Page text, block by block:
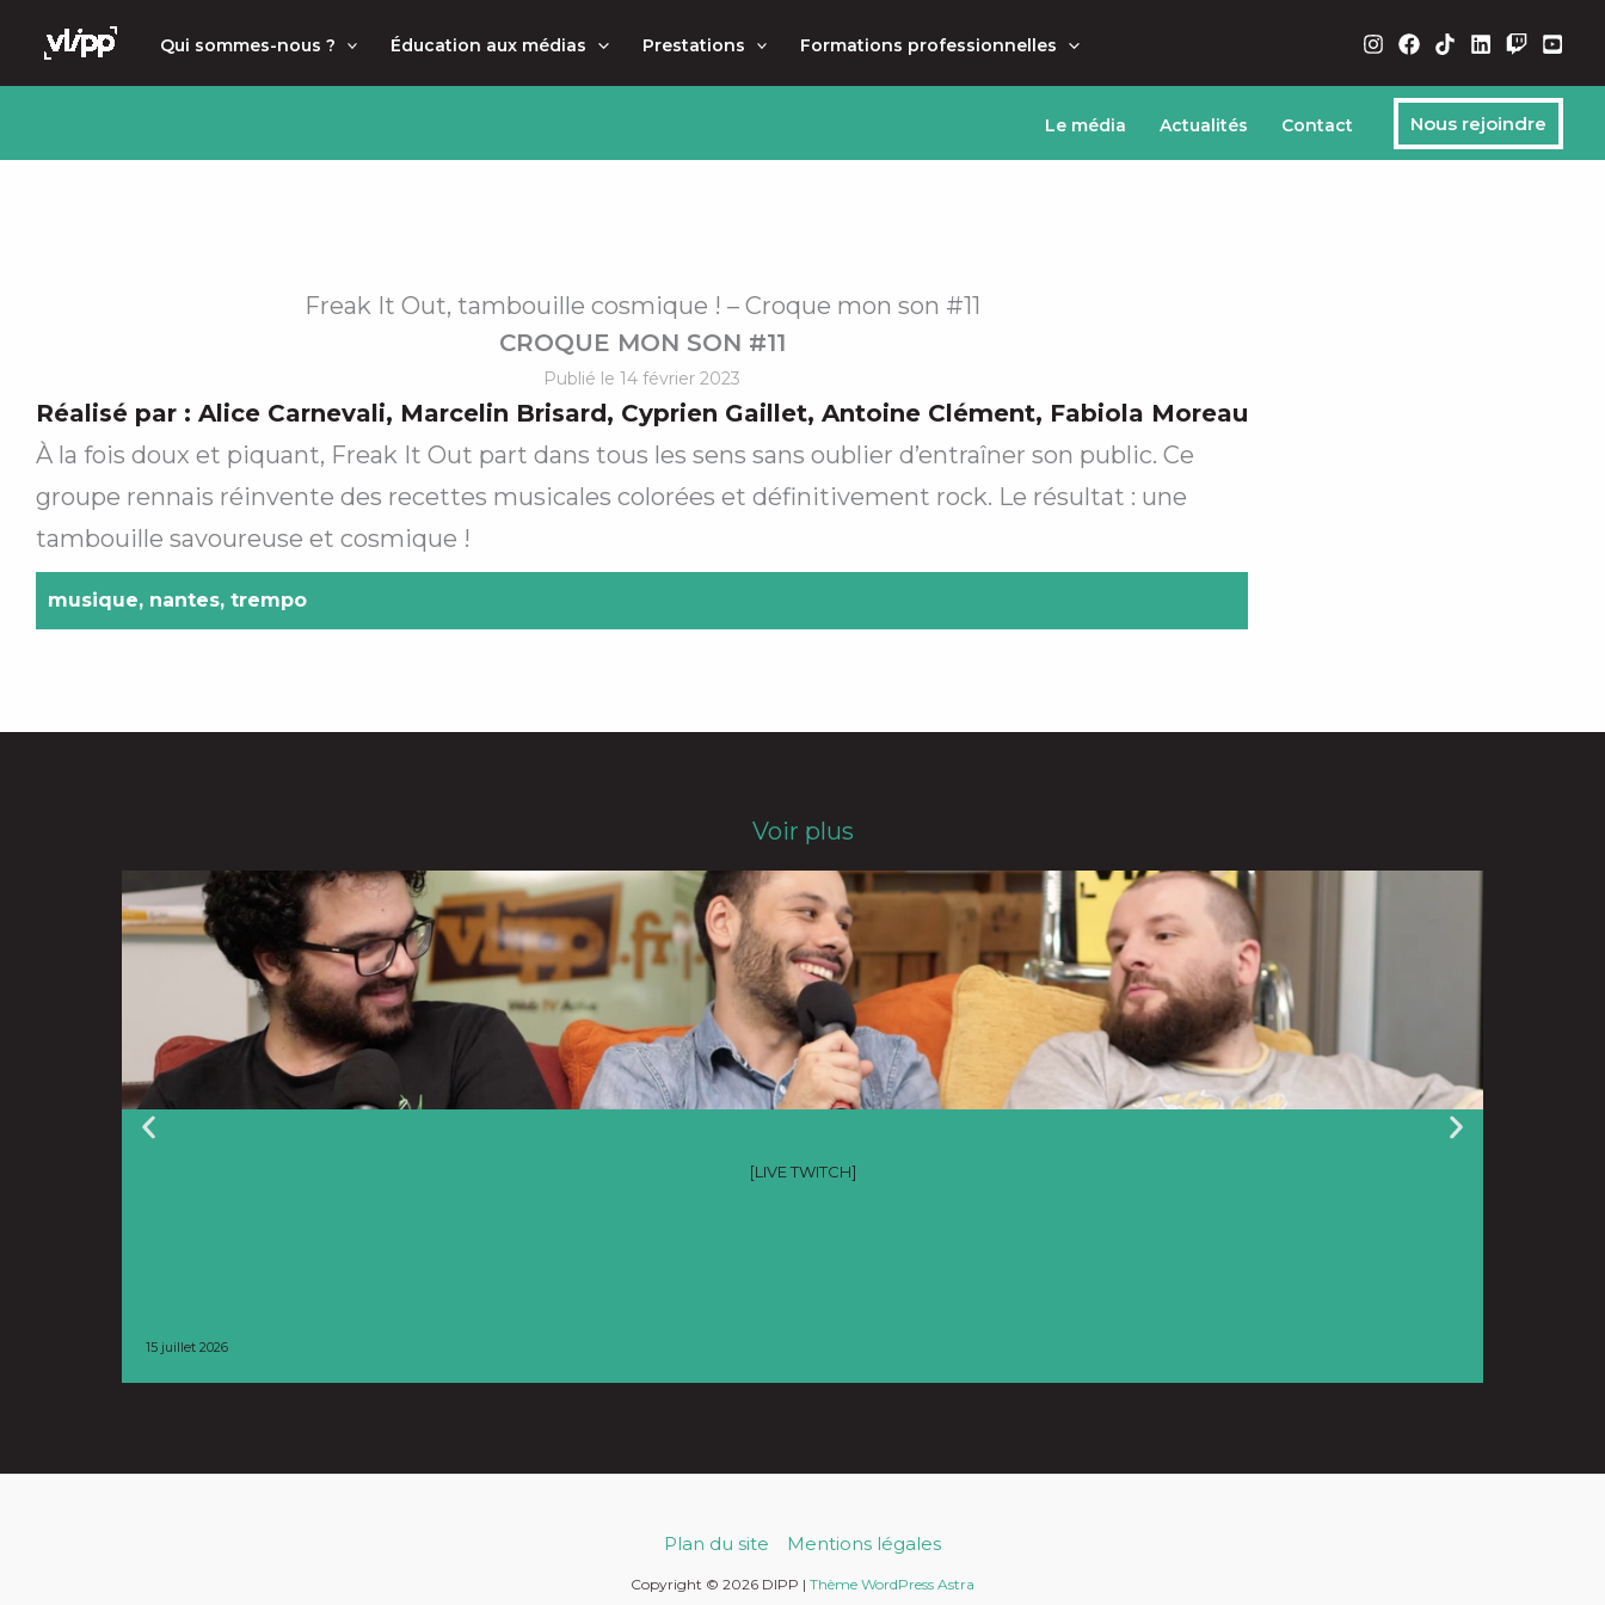
principal
Qui sommes-nous ? Éducation aux médias Prestations Formations professionnelles
Le média Actualités Contact Nous rejoindre
Freak It Out, tambouille cosmique ! – Croque mon son #11
CROQUE MON SON #11
Publié le 14 février 2023
Réalisé par : Alice Carnevali, Marcelin Brisard, Cyprien Gaillet, Antoine Clément, Fabiola Moreau
À la fois doux et piquant, Freak It Out part dans tous les sens sans oublier d’entraîner son public. Ce
groupe rennais réinvente des recettes musicales colorées et définitivement rock. Le résultat : une
tambouille savoureuse et cosmique !
musique, nantes, trempo
Voir plus
[LIVE TWITCH]
15 juillet 2026
Plan du site Mentions légales
Copyright © 2026 DIPP | Thème WordPress Astra